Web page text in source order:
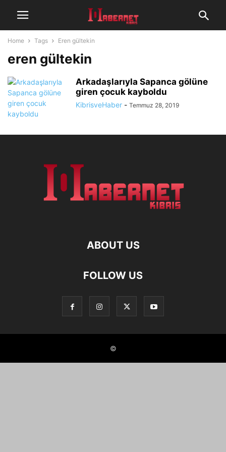
Home Tags Eren gültekin
eren gültekin
Arkadaşlarıyla Sapanca gölüne
giren çocuk kayboldu
KibrisveHaber - Temmuz 28, 2019
ABOUT US
FOLLOW US
©